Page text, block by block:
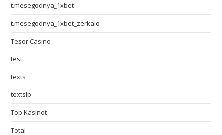
t.mesegodnya_1xbet
t.mesegodnya_1xbet_zerkalo
Tesor Casino
test
texts
textslp
Top Kasinot
Total